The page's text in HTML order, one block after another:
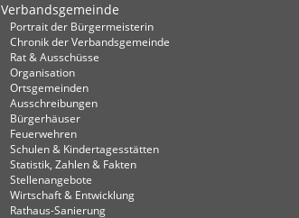
Verbandsgemeinde
Portrait der Bürgermeisterin
Chronik der Verbandsgemeinde
Rat & Ausschüsse
Organisation
Ortsgemeinden
Ausschreibungen
Bürgerhäuser
Feuerwehren
Schulen & Kindertagesstätten
Statistik, Zahlen & Fakten
Stellenangebote
Wirtschaft & Entwicklung
Rathaus-Sanierung